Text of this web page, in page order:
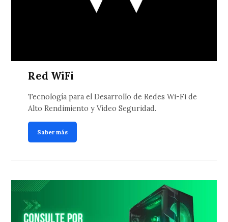
Red WiFi
Tecnología para el Desarrollo de Redes Wi-Fi de
Alto Rendimiento y Video Seguridad.
Saber más